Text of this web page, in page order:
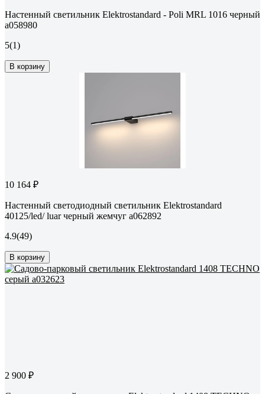
Настенный светильник Elektrostandard - Poli MRL 1016 черный
a058980
5(1)
В корзину
10 164 ₽
Настенный светодиодный светильник Elektrostandard
40125/led/ luar черный жемчуг a062892
4.9(49)
В корзину
2 900 ₽